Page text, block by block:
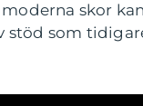
skor
stöd som